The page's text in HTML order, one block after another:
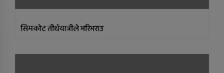
सिमकोट तीर्थयात्रीले भरिभराउ